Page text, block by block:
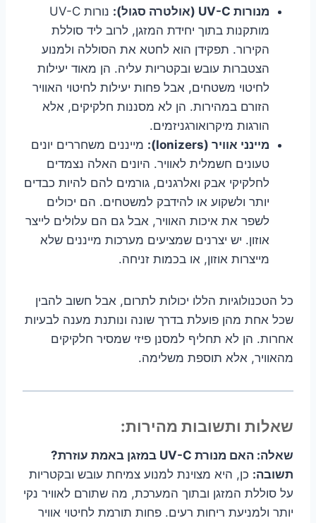
מנורות UV-C (אולטרה סגול):
נורות UV-C
מותקנות בתוך יחידת המזגן, לרוב ליד סוללת
הקירור. תפקידן הוא לחטא את הסוללה ולמנוע
הצטברות עובש ובקטריות עליה. הן מאוד יעילות
לחיטוי משטחים, אבל פחות יעילות לחיטוי האוויר
הזורם במהירות. הן לא מסננות חלקיקים, אלא
הורגות מיקרואורגניזמים.
מיינני אוויר (Ionizers):
מייננים משחררים יונים
טעונים חשמלית לאוויר. היונים האלה נצמדים
לחלקיקי אבק ואלרגנים, גורמים להם להיות כבדים
יותר ולשקוע או להידבק למשטחים. הם יכולים
לשפר את איכות האוויר, אבל גם הם עלולים לייצר
אוזון. יש יצרנים שמציעים מערכות מייננים שלא
מייצרות אוזון, או בכמות זניחה.
כל הטכנולוגיות הללו יכולות לתרום, אבל חשוב להבין
שכל אחת מהן פועלת בדרך שונה ונותנת מענה לבעיות
אחרות. הן לא תחליף למסנן פיזי שמסיר חלקיקים
מהאוויר, אלא תוספת משלימה.
שאלות ותשובות מהירות:
שאלה: האם מנורת UV-C במזגן באמת עוזרת?
תשובה: כן, היא מצוינת למנוע צמיחת עובש ובקטריות
על סוללת המזגן ובתוך המערכת, מה שתורם לאוויר נקי
יותר ולמניעת ריחות רעים. פחות תורמת לחיטוי אוויר